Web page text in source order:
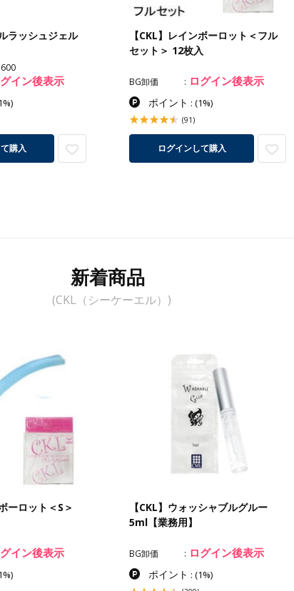
ラッシュジェル
イン後表示
購入
【CKL】レインボーロット＜フル
セット＞ 12枚入
BG卸価 ログイン後表示
ポイント : (1%)
(91)
ログインして購入
新着商品
(CKL（シーケーエル）)
ーロット＜S＞
イン後表示
【CKL】ウォッシャブルグルー
5ml【業務用】
BG卸価 ログイン後表示
ポイント : (1%)